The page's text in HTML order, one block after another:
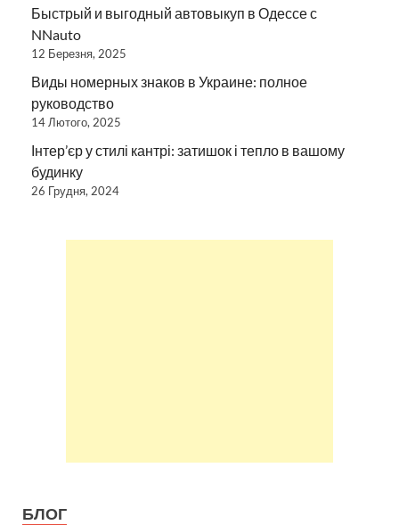
Быстрый и выгодный автовыкуп в Одессе с
NNauto
12 Березня, 2025
Виды номерных знаков в Украине: полное
руководство
14 Лютого, 2025
Інтер’єр у стилі кантрі: затишок і тепло в вашому
будинку
26 Грудня, 2024
БЛОГ